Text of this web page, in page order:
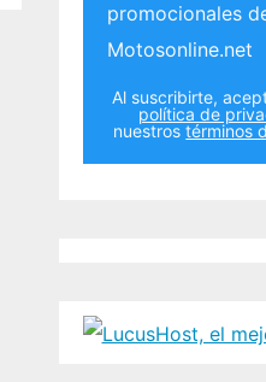
promocionales
Motosonline.net
Al suscribirte,
política de
nuestrostérminos